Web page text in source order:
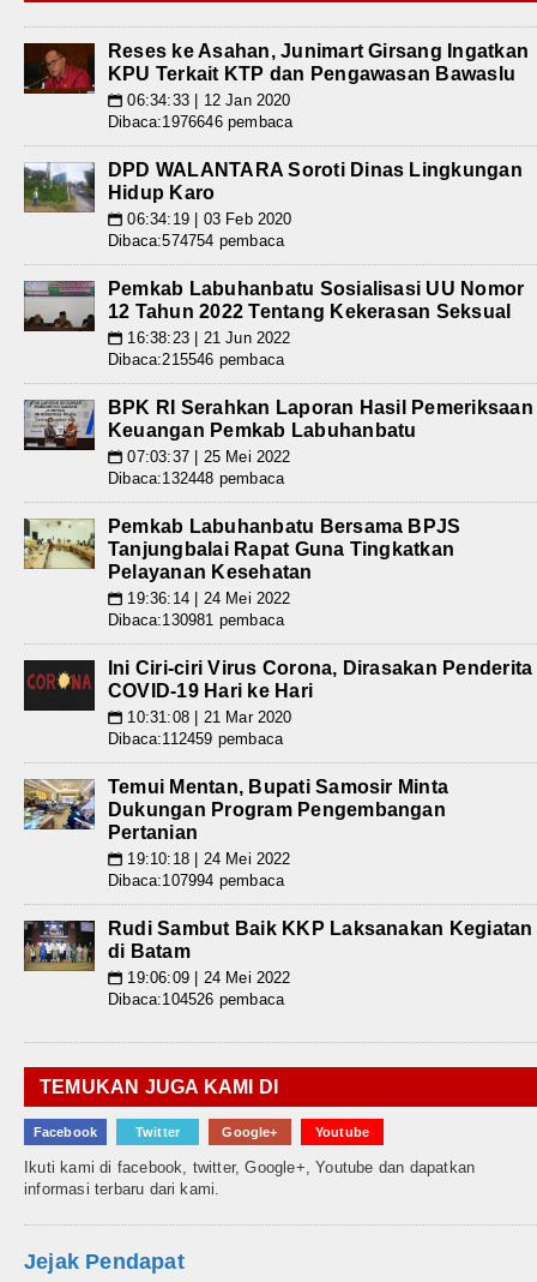
Reses ke Asahan, Junimart Girsang Ingatkan
KPU Terkait KTP dan Pengawasan Bawaslu
📅 06:34:33 | 12 Jan 2020
Dibaca:1976646 pembaca
DPD WALANTARA Soroti Dinas Lingkungan
Hidup Karo
📅 06:34:19 | 03 Feb 2020
Dibaca:574754 pembaca
Pemkab Labuhanbatu Sosialisasi UU Nomor
12 Tahun 2022 Tentang Kekerasan Seksual
📅 16:38:23 | 21 Jun 2022
Dibaca:215546 pembaca
BPK RI Serahkan Laporan Hasil Pemeriksaan
Keuangan Pemkab Labuhanbatu
📅 07:03:37 | 25 Mei 2022
Dibaca:132448 pembaca
Pemkab Labuhanbatu Bersama BPJS
Tanjungbalai Rapat Guna Tingkatkan
Pelayanan Kesehatan
📅 19:36:14 | 24 Mei 2022
Dibaca:130981 pembaca
Ini Ciri-ciri Virus Corona, Dirasakan Penderita
COVID-19 Hari ke Hari
📅 10:31:08 | 21 Mar 2020
Dibaca:112459 pembaca
Temui Mentan, Bupati Samosir Minta
Dukungan Program Pengembangan
Pertanian
📅 19:10:18 | 24 Mei 2022
Dibaca:107994 pembaca
Rudi Sambut Baik KKP Laksanakan Kegiatan
di Batam
📅 19:06:09 | 24 Mei 2022
Dibaca:104526 pembaca
TEMUKAN JUGA KAMI DI
Facebook Twitter Google+ Youtube
Ikuti kami di facebook, twitter, Google+, Youtube dan dapatkan
informasi terbaru dari kami.
Jejak Pendapat